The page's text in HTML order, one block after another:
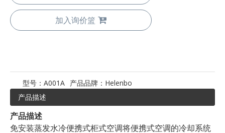
加入询价篮
型号： A001A 产品品牌： Helenbo
产品描述
产品描述
免安装蒸发水冷便携式柜式空调将便携式空调的冷却系统